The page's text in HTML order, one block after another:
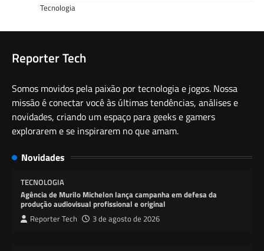
Tecnologia
Reporter Tech
Somos movidos pela paixão por tecnologia e jogos. Nossa
missão é conectar você às últimas tendências, análises e
novidades, criando um espaço para geeks e gamers
explorarem e se inspirarem no que amam.
Novidades
TECNOLOGIA
Agência de Murilo Michelon lança campanha em defesa da
produção audiovisual profissional e original
Reporter Tech 3 de agosto de 2026